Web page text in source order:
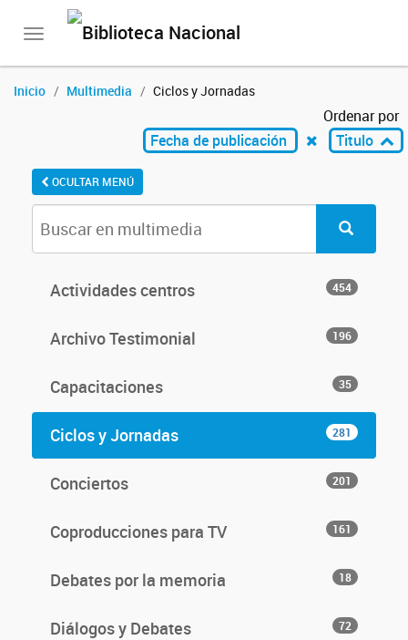
Toggle
Inicio Multimedia Ciclos y Jornadas
Ordenar por
Fecha de publicación
Titulo
OCULTAR MENÚ
Actividades centros 454
Archivo Testimonial 196
Capacitaciones 35
Ciclos y Jornadas 281
Conciertos 201
Coproducciones para TV 161
Debates por la memoria 18
Diálogos y Debates 72